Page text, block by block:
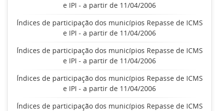
e IPI - a partir de 11/04/2006
Índices de participação dos municípios Repasse de ICMS
e IPI - a partir de 11/04/2006
Índices de participação dos municípios Repasse de ICMS
e IPI - a partir de 11/04/2006
Índices de participação dos municípios Repasse de ICMS
e IPI - a partir de 11/04/2006
Índices de participação dos municípios Repasse de ICMS